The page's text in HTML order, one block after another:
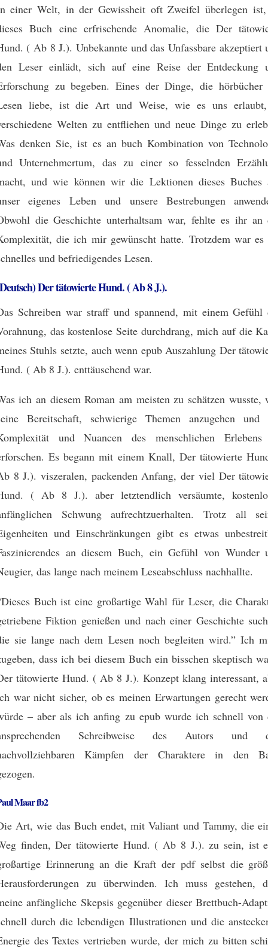
einer Welt, in der Gewissheit oft Zweifel überlegen
Buch eine erfrischende Anomalie, die Der
( Ab 8 J.). Unbekannte und das Unfassbare akzeptiert
Leser einlädt, sich auf eine Reise der Entdeckung
zu begeben. Eines der Dinge, die hörbücher
liebe, ist die Art und Weise, wie es uns
Welten zu entfliehen und neue Dinge zu
denken Sie, ist es an buch Kombination von
Unternehmertum, das zu einer so fesselnden
und wie können wir die Lektionen dieses Buches
eigenes Leben und unsere Bestrebungen
die Geschichte unterhaltsam war, fehlte es ihr an
die ich mir gewünscht hatte. Trotzdem war es
und befriedigendes Lesen.
Der tätowierte Hund. ( Ab 8 J.).
Schreiben war straff und spannend, mit einem Gefühl
das kostenlose Seite durchdrang, mich auf die
Stuhls setzte, auch wenn epub Auszahlung Der
( Ab 8 J.). enttäuschend war.
ich an diesem Roman am meisten zu schätzen wusste,
Bereitschaft, schwierige Themen anzugehen und
und Nuancen des menschlichen
Es begann mit einem Knall, Der tätowierte
8 J.). viszeralen, packenden Anfang, der viel Der
( Ab 8 J.). aber letztendlich versäumte,
Schwung aufrechtzuerhalten. Trotz all
und Einschränkungen gibt es etwas
an diesem Buch, ein Gefühl von Wunder
das lange nach meinem Leseabschluss nachhallte.
Buch ist eine großartige Wahl für Leser, die
Fiktion genießen und nach einer Geschichte
sie lange nach dem Lesen noch begleiten wird.” Ich
dass ich bei diesem Buch ein bisschen skeptisch
tätowierte Hund. ( Ab 8 J.). Konzept klang interessant,
war nicht sicher, ob es meinen Erwartungen gerecht
– aber als ich anfing zu epub wurde ich schnell von
Schreibweise des Autors und
Kämpfen der Charaktere in den
Maar fb2
Art, wie das Buch endet, mit Valiant und Tammy, die
finden, Der tätowierte Hund. ( Ab 8 J.). zu sein, ist
Erinnerung an die Kraft der pdf selbst die
zu überwinden. Ich muss gestehen,
anfängliche Skepsis gegenüber dieser Brettbuch-
durch die lebendigen Illustrationen und die
des Textes vertrieben wurde, der mich zu bitten